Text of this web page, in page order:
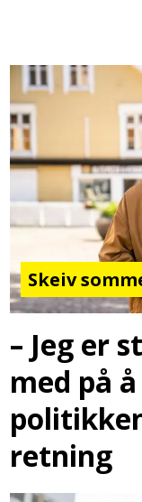
Skeiv
– Jeg er
med på
retning